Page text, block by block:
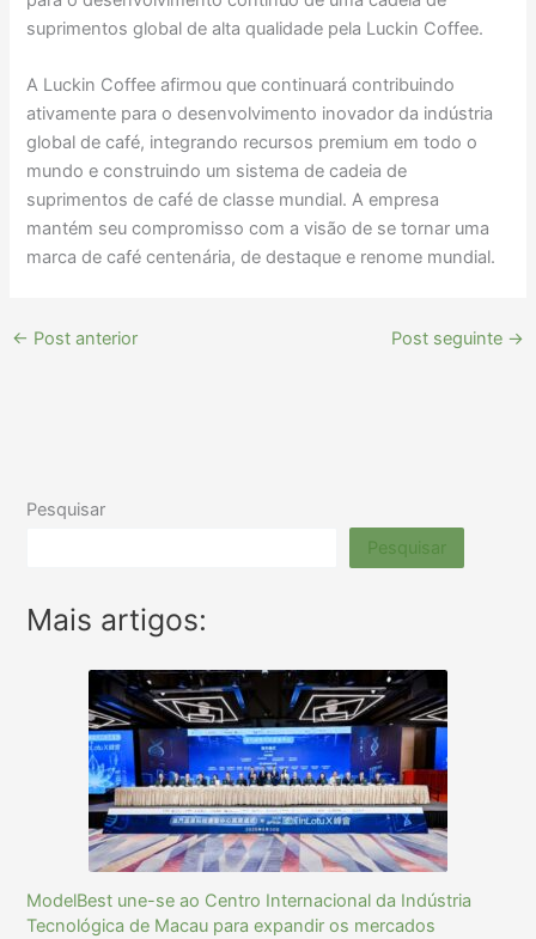
suprimentos global de alta qualidade pela Luckin Coffee.
A Luckin Coffee afirmou que continuará contribuindo
ativamente para o desenvolvimento inovador da indústria
global de café, integrando recursos premium em todo o
mundo e construindo um sistema de cadeia de
suprimentos de café de classe mundial. A empresa
mantém seu compromisso com a visão de se tornar uma
marca de café centenária, de destaque e renome mundial.
← Post anterior Post seguinte →
Pesquisar
Pesquisar
Mais artigos:
ModelBest une-se ao Centro Internacional da Indústria
Tecnológica de Macau para expandir os mercados